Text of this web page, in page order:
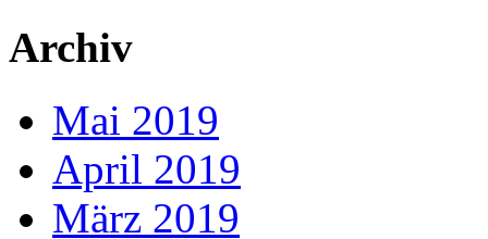
Archiv
Mai 2019
April 2019
März 2019